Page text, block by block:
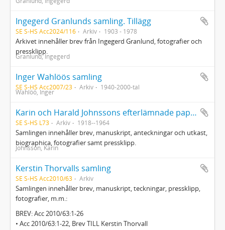
Ingegerd Granlunds samling. Tillägg
SE S-HS Acc2024/116 Arkiv 1903 - 1978
Arkivet innehåller brev från Ingegerd Granlund, fotografier och
pressklipp.
Granlund, Ingegerd
Inger Wahlöös samling
SE S-HS Acc2007/23 Arkiv 1940-2000-tal
Wahlöö, Inger
Karin och Harald Johnssons efterlämnade papper
SE S-HS L73 Arkiv 1918--1964
Samlingen innehåller brev, manuskript, anteckningar och utkast,
biographica, fotografier samt pressklipp.
Johnsson, Karin
Kerstin Thorvalls samling
SE S-HS Acc2010/63 Arkiv
Samlingen innehåller brev, manuskript, teckningar, pressklipp,
fotografier, m.m.:
BREV: Acc 2010/63:1-26
• Acc 2010/63:1-22, Brev TILL Kerstin Thorvall